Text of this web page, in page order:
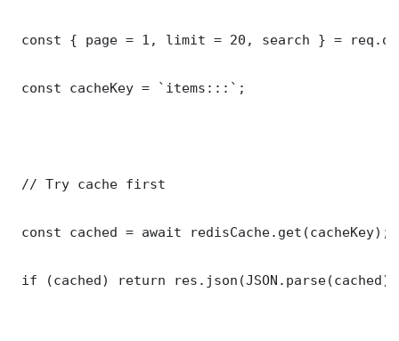
const { page = 1, limit = 20, search } =
const cacheKey = `items:::`;
// Try cache first
const cached = await redisCache.get(cacheKey);
if (cached) return